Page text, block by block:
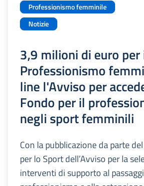
Professionismo femminile
Notizie
3,9 milioni di euro per
Professionismo
line l'Avviso per
Fondo per il
negli sport femminili
Con la pubblicazione da parte
per lo Sport dell’Avviso per la
interventi di supporto al